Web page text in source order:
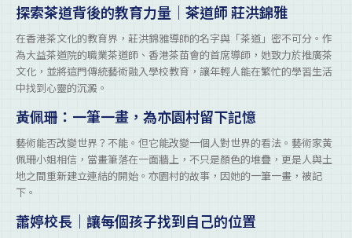
探索茶道背後的教育力量｜茶道師 莊洪錦雅
在香港茶文化的教育界，莊洪錦雅導師的名字與「茶道」密不可分。作
為大益茶道院的職業茶道師、香港茶苗會的首席導師，她致力於推廣茶
文化，並將這門傳統藝術融入學校教育，讓年輕人能在繁忙的學習生活
中找到心靈的沉澱。
黃佩珊：一筆一畫，為亦園村留下記憶
藝術能否改變世界？不能。但它能改變一個人對世界的看法。藝術家黃
佩珊小姐相信，當畫筆落在一面牆上，不只是顏色的堆疊，更是人與土
地之間重新建立連結的開始。亦園村的故事，因她的一筆一畫，被記
下。
蕭婷校長｜讓每個孩子找到自己的位置